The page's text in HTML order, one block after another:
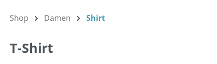
Shop Damen Shirt
T-Shirt